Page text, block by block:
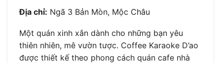
Địa chỉ: Ngã 3 Bản Mòn, Mộc Châu
Một quán xinh xắn dành cho những bạn yêu
thiên nhiên, mê vườn tược. Coffee Karaoke D’ao
được thiết kế theo phong cách quán cafe nhà